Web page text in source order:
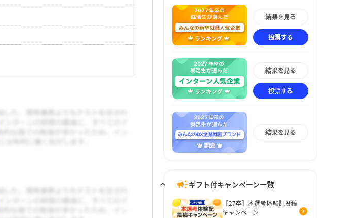
結果を見る
投票する
結果を見る
投票する
結果を見る
ギフト付キャンペーン一覧
［27卒］本選考体験記投稿
キャンペーン